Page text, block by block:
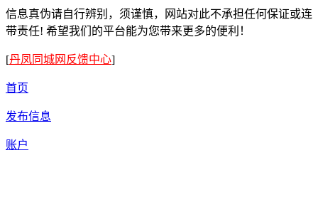
信息真伪请自行辨别，须谨慎，网站对此不承担任何保证或连
带责任! 希望我们的平台能为您带来更多的便利！
[丹凤同城网反馈中心]
首页
发布信息
账户